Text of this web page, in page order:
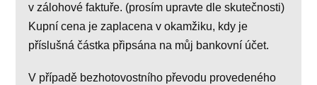
v zálohové faktuře. (prosím upravte dle skutečnosti)
Kupní cena je zaplacena v okamžiku, kdy je
příslušná částka připsána na můj bankovní účet.
V případě bezhotovostního převodu provedeného